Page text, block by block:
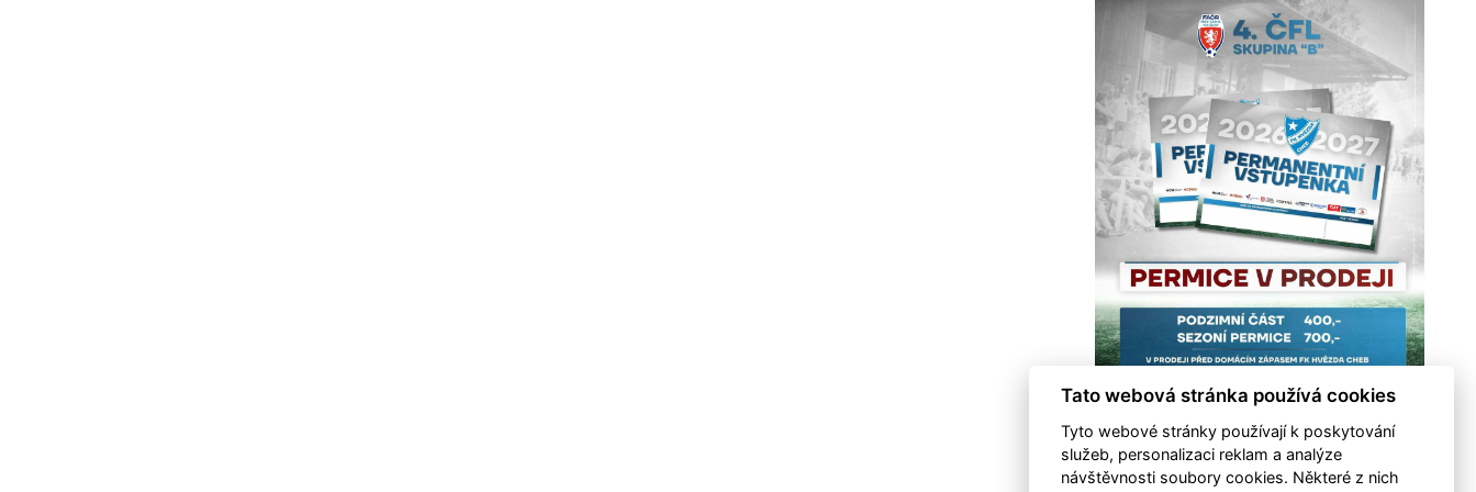
Tato webová stránka používá cookies
Tyto webové stránky používají k poskytování
služeb, personalizaci reklam a analýze
návštěvnosti soubory cookies. Některé z nich